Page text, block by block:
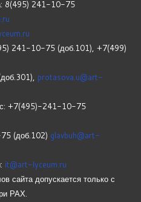
8(495) 241-10-75
241-10-75 (доб.101), +7(499)
protasova.u@art-
+7(495)-241-10-75
(доб.102) glavbuh@art-
it@art-lyceum.ru
сайта допускается только с
РАХ.